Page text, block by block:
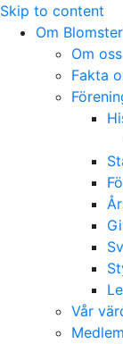
Skip to content
Om
Om oss
Fakta
Vår